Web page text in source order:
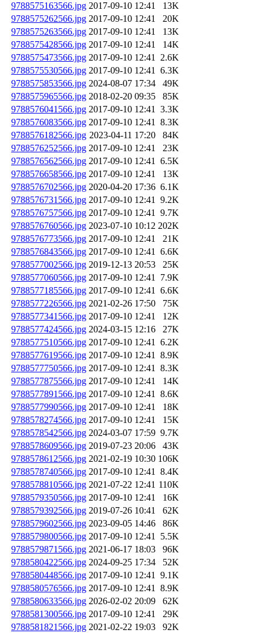
9788575163566.jpg 2017-09-10 12:41
13K
9788575262566.jpg 2017-09-10 12:41
20K
9788575263566.jpg 2017-09-10 12:41
13K
9788575428566.jpg 2017-09-10 12:41
14K
9788575473566.jpg 2017-09-10 12:41 2.6K
9788575530566.jpg 2017-09-10 12:41 6.3K
9788575853566.jpg 2024-08-07 17:34
49K
9788575965566.jpg 2018-02-20 09:35
85K
9788576041566.jpg 2017-09-10 12:41 3.3K
9788576083566.jpg 2017-09-10 12:41 8.3K
9788576182566.jpg 2023-04-11 17:20
84K
9788576252566.jpg 2017-09-10 12:41
23K
9788576562566.jpg 2017-09-10 12:41 6.5K
9788576658566.jpg 2017-09-10 12:41
13K
9788576702566.jpg 2020-04-20 17:36 6.1K
9788576731566.jpg 2017-09-10 12:41 9.2K
9788576757566.jpg 2017-09-10 12:41 9.7K
9788576760566.jpg 2023-07-10 10:12 202K
9788576773566.jpg 2017-09-10 12:41
21K
9788576843566.jpg 2017-09-10 12:41 6.6K
9788577002566.jpg 2019-12-13 20:53
25K
9788577060566.jpg 2017-09-10 12:41 7.9K
9788577185566.jpg 2017-09-10 12:41 6.6K
9788577226566.jpg 2021-02-26 17:50
75K
9788577341566.jpg 2017-09-10 12:41
12K
9788577424566.jpg 2024-03-15 12:16
27K
9788577510566.jpg 2017-09-10 12:41 6.2K
9788577619566.jpg 2017-09-10 12:41 8.9K
9788577750566.jpg 2017-09-10 12:41 8.3K
9788577875566.jpg 2017-09-10 12:41
14K
9788577891566.jpg 2017-09-10 12:41 8.6K
9788577990566.jpg 2017-09-10 12:41
18K
9788578274566.jpg 2017-09-10 12:41
15K
9788578542566.jpg 2024-03-07 17:59 9.7K
9788578609566.jpg 2019-07-23 20:06
43K
9788578612566.jpg 2021-02-19 10:30 106K
9788578740566.jpg 2017-09-10 12:41 8.4K
9788578810566.jpg 2021-07-22 12:41 110K
9788579350566.jpg 2017-09-10 12:41
16K
9788579392566.jpg 2019-07-26 10:41
62K
9788579602566.jpg 2023-09-05 14:46
86K
9788579800566.jpg 2017-09-10 12:41 5.5K
9788579871566.jpg 2021-06-17 18:03
96K
9788580422566.jpg 2024-09-25 17:34
52K
9788580448566.jpg 2017-09-10 12:41 9.1K
9788580576566.jpg 2017-09-10 12:41 8.9K
9788580633566.jpg 2026-02-02 20:09
62K
9788581300566.jpg 2017-09-10 12:41
29K
9788581821566.jpg 2021-02-22 19:03
92K